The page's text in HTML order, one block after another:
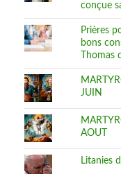
conçue
Prières
bons
Thomas
JUIN
AOUT
Litanies